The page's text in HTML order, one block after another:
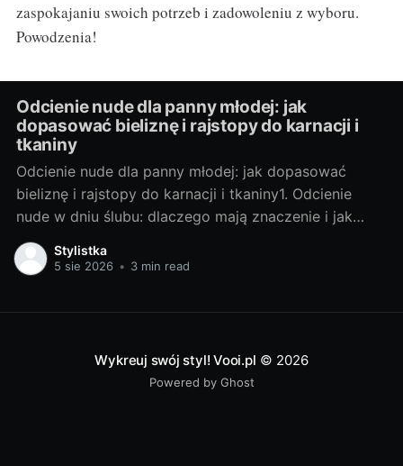
zaspokajaniu swoich potrzeb i zadowoleniu z wyboru.
Powodzenia!
Odcienie nude dla panny młodej: jak
dopasować bieliznę i rajstopy do karnacji i
tkaniny
Odcienie nude dla panny młodej: jak dopasować
bieliznę i rajstopy do karnacji i tkaniny1. Odcienie
nude w dniu ślubu: dlaczego mają znaczenie i jak
wpływają na odbiór sukniNude nie jest kolorem
uniwersalnym. To paleta, która ma pracować jak filtr
Stylistka
5 sie 2026 • 3 min read
Wykreuj swój styl! Vooi.pl © 2026
Powered by Ghost